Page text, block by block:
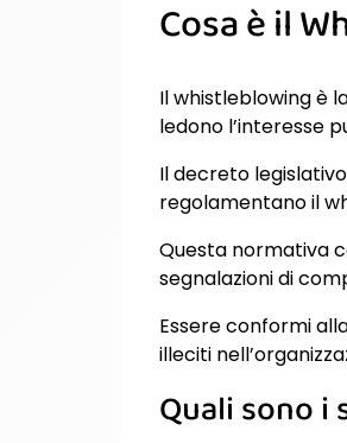
Cosa è il
Il whistleblowing è
ledono l’interesse
Il decreto
regolamentano il
Questa normativa
segnalazioni di
Essere conformi
illeciti
Quali sono